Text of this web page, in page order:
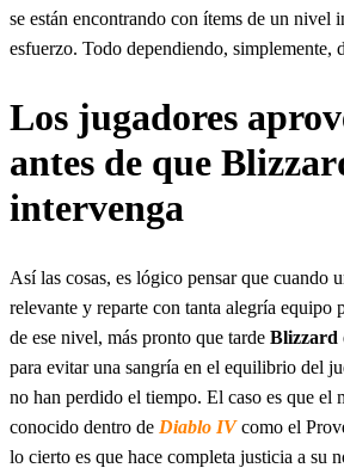
se están encontrando con ítems de un nivel
esfuerzo. Todo dependiendo, simplemente,
Los jugadores
antes de que
intervenga
Así las cosas, es lógico pensar que cuando
relevante y reparte con tanta alegría equipo
de ese nivel, más pronto que tarde Blizzard
para evitar una sangría en el equilibrio del
no han perdido el tiempo. El caso es que el
conocido dentro de Diablo IVcomo el
lo cierto es que hace completa justicia a su